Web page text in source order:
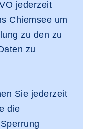
jederzeit
Chiemsee um
zu den zu
zu
Sie jederzeit
die